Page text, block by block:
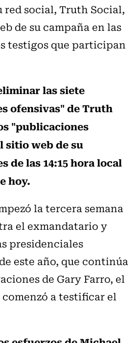
red social, Truth Social,
de su campaña en las
testigos que participan
las siete
ofensivas" de Truth
"publicaciones
sitio web de su
de las 14:15 hora local
hoy.
la tercera semana
el exmandatario y
presidenciales
este año, que continúa
de Gary Farro, el
a testificar el